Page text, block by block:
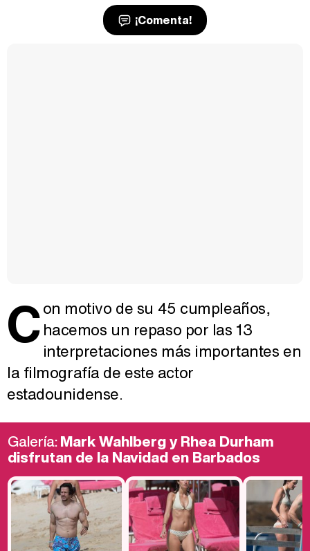
¡Comenta!
Con motivo de su 45 cumpleaños,
hacemos un repaso por las 13
interpretaciones más importantes en
la filmografía de este actor
estadounidense.
Galería:Mark Wahlberg y Rhea Durham
disfrutan de la Navidad en Barbados